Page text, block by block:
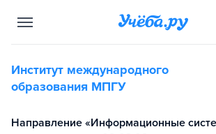
Институт международного
образования МПГУ
Направление «Информационные